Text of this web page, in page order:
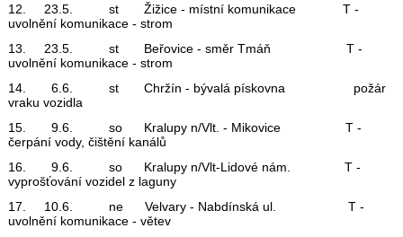
12. 23.5. st Žižice - místní komunikace T -
uvolnění komunikace - strom
13. 23.5. st Beřovice - směr Tmáň T -
uvolnění komunikace - strom
14. 6.6. st Chržín - bývalá pískovna požár
vraku vozidla
15. 9.6. so Kralupy n/Vlt. - Mikovice T -
čerpání vody, čištění kanálů
16. 9.6. so Kralupy n/Vlt-Lidové nám. T -
vyprošťování vozidel z laguny
17. 10.6. ne Velvary - Nabdínská ul. T -
uvolnění komunikace - větev